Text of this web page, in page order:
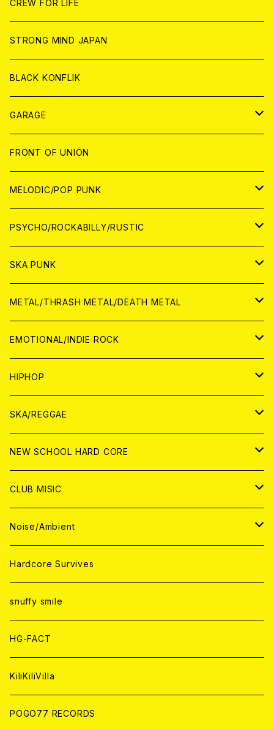
ANALOG
ANALOG
WORLD
CD
ANALOG
JAPAN
CD
ANALOG
WORLD
CD
ANALOG
CREW FOR LIFE
STRONG MIND JAPAN
BLACK KONFLIK
GARAGE
JAPAN
アナログ
CD
WORLD
アナログ
CD
FRONT OF UNION
MELODIC/POP PUNK
JAPAN
CD
ANALOG
WORLD
CD
ANALOG
PSYCHO/ROCKABILLY/RUSTIC
JAPAN
CD
ANALOG
WORLD
CD
ANALOG
SKA PUNK
JAPAN
CD
ANALOG
WORLD
CD
ANALOG
METAL/THRASH METAL/DEATH METAL
JAPAN
CD
ANALOG
WORLD
ANALOG
CD
EMOTIONAL/INDIE ROCK
JAPAN
CD
ANALOG
WORLD
CD
ANALOG
HIPHOP
JAPAN
CD
ANALOG
WORLD
CD
ANALOG
SKA/REGGAE
JAPAN
CD
ANALOG
WORLD
CD
ANALOG
NEW SCHOOL HARD CORE
JAPAN
CD
ANALOG
WORLD
CD
ANALOG
CLUB MISIC
JAPAN
CD
ANALOG
WORLD
CD
ANALOG
Noise/Ambient
JAPAN
CD
ANALOG
WORLD
CD
ANALOG
Hardcore Survives
snuffy smile
HG-FACT
KiliKiliVilla
POGO77 RECORDS